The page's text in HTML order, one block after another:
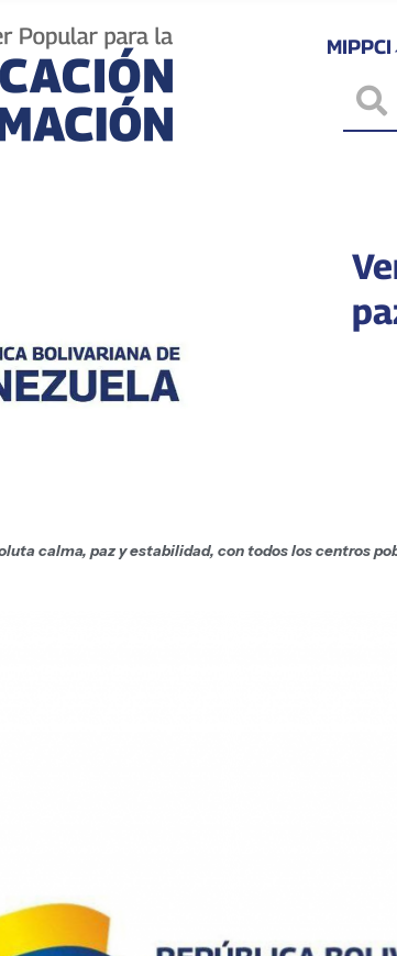
MIPPCI
calma, paz y estabilidad, con todos los centros